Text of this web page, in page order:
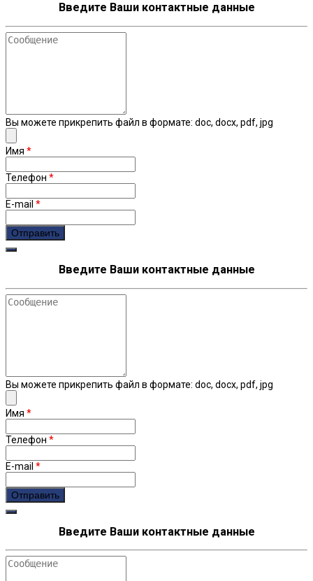
Введите Ваши контактные данные
Сообщение
Вы можете прикрепить файл в формате: doc, docx, pdf, jpg
Имя *
Телефон *
E-mail *
Введите Ваши контактные данные
Сообщение
Вы можете прикрепить файл в формате: doc, docx, pdf, jpg
Имя *
Телефон *
E-mail *
Введите Ваши контактные данные
Сообщение